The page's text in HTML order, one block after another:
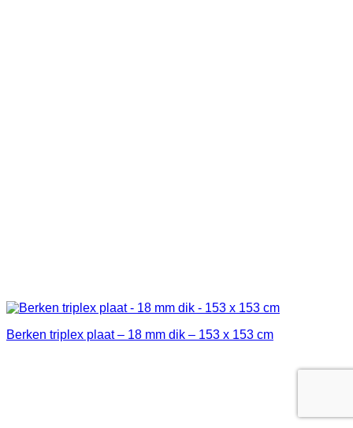
Berken triplex plaat – 18 mm dik – 153 x 153 cm